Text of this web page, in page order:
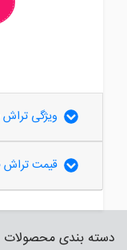
ویژگی
قیمت تراش
دسته بندی محصولات